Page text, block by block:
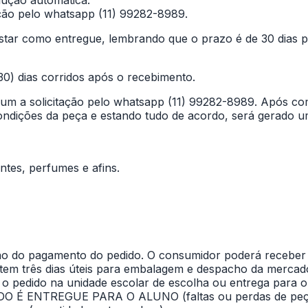
pelo whatsapp (11) 99282-8989.
como entregue, lembrando que o prazo é de 30 dias
dias corridos após o recebimento.
a solicitação pelo whatsapp (11) 99282-8989. Após
da peça e estando tudo de acordo, será gerado
perfumes e afins.
do pagamento do pedido. O consumidor poderá
três dias úteis para embalagem e despacho da
na unidade escolar de escolha ou entrega para
É ENTREGUE PARA O ALUNO (faltas ou perdas de